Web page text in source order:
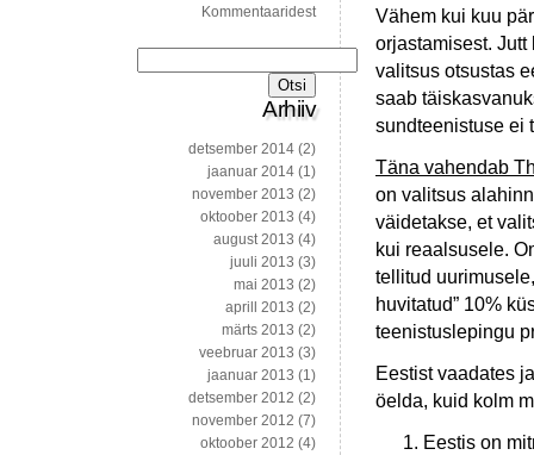
Vähem kui kuu
orjastamisest.
valitsus otsustas
saab
sundteenistuse ei
Täna vahendab
on valitsus
väidetakse, et
kui reaalsusele.
tellitud
huvitatud” 10%
teenistuslepingu
Eestist vaadates
öelda, kuid kolm
Eestis on
Kommentaaridest
Arhiiv
detsember 2014 (2)
jaanuar 2014 (1)
november 2013 (2)
oktoober 2013 (4)
august 2013 (4)
juuli 2013 (3)
mai 2013 (2)
aprill 2013 (2)
märts 2013 (2)
veebruar 2013 (3)
jaanuar 2013 (1)
detsember 2012 (2)
november 2012 (7)
oktoober 2012 (4)